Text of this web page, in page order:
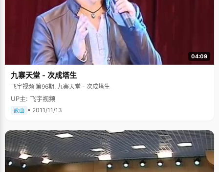
04:09
九寨天堂 - 次成塔生
飞宇视频 第96期, 九寨天堂 - 次成塔生
UP主: 飞宇视频
歌曲 • 2011/11/13